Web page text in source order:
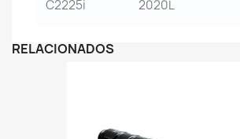
C2225i
2020L
RELACIONADOS